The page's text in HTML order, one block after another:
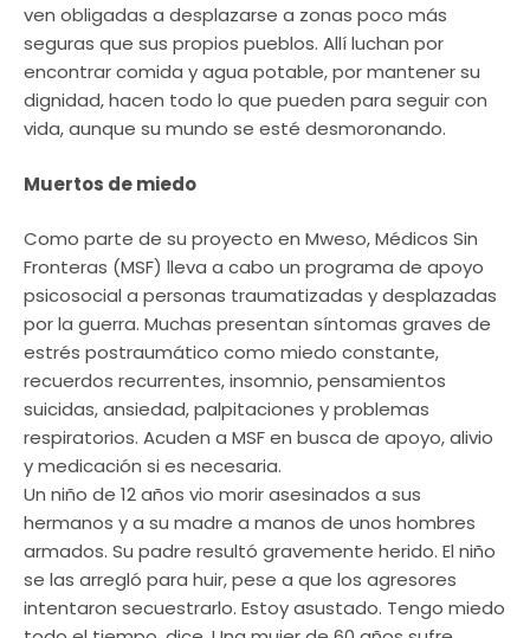
ven obligadas a desplazarse a zonas poco más
seguras que sus propios pueblos. Allí luchan por
encontrar comida y agua potable, por mantener su
dignidad, hacen todo lo que pueden para seguir con
vida, aunque su mundo se esté desmoronando.
Muertos de miedo
Como parte de su proyecto en Mweso, Médicos Sin
Fronteras (MSF) lleva a cabo un programa de apoyo
psicosocial a personas traumatizadas y desplazadas
por la guerra. Muchas presentan síntomas graves de
estrés postraumático como miedo constante,
recuerdos recurrentes, insomnio, pensamientos
suicidas, ansiedad, palpitaciones y problemas
respiratorios. Acuden a MSF en busca de apoyo, alivio
y medicación si es necesaria.
Un niño de 12 años vio morir asesinados a sus
hermanos y a su madre a manos de unos hombres
armados. Su padre resultó gravemente herido. El niño
se las arregló para huir, pese a que los agresores
intentaron secuestrarlo. Estoy asustado. Tengo miedo